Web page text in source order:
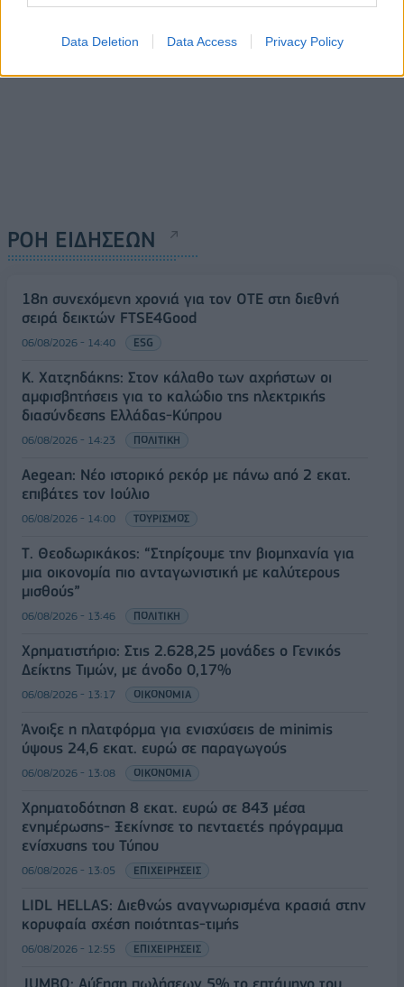
Data Deletion Data Access Privacy Policy
ΡΟΗ ΕΙΔΗΣΕΩΝ
18η συνεχόμενη χρονιά για τον ΟΤΕ στη διεθνή
σειρά δεικτών FTSE4Good
06/08/2026 - 14:40 ESG
Κ. Χατζηδάκης: Στον κάλαθο των αχρήστων οι
αμφισβητήσεις για το καλώδιο της ηλεκτρικής
διασύνδεσης Ελλάδας-Κύπρου
06/08/2026 - 14:23 ΠΟΛΙΤΙΚΗ
Aegean: Νέο ιστορικό ρεκόρ με πάνω από 2 εκατ.
επιβάτες τον Ιούλιο
06/08/2026 - 14:00 ΤΟΥΡΙΣΜΟΣ
Τ. Θεοδωρικάκος: “Στηρίζουμε την βιομηχανία για
μια οικονομία πιο ανταγωνιστική με καλύτερους
μισθούς”
06/08/2026 - 13:46 ΠΟΛΙΤΙΚΗ
Χρηματιστήριο: Στις 2.628,25 μονάδες ο Γενικός
Δείκτης Τιμών, με άνοδο 0,17%
06/08/2026 - 13:17 ΟΙΚΟΝΟΜΙΑ
Άνοιξε η πλατφόρμα για ενισχύσεις de minimis
ύψους 24,6 εκατ. ευρώ σε παραγωγούς
06/08/2026 - 13:08 ΟΙΚΟΝΟΜΙΑ
Χρηματοδότηση 8 εκατ. ευρώ σε 843 μέσα
ενημέρωσης- Ξεκίνησε το πενταετές πρόγραμμα
ενίσχυσης του Τύπου
06/08/2026 - 13:05 ΕΠΙΧΕΙΡΗΣΕΙΣ
LIDL HELLAS: Διεθνώς αναγνωρισμένα κρασιά στην
κορυφαία σχέση ποιότητας-τιμής
06/08/2026 - 12:55 ΕΠΙΧΕΙΡΗΣΕΙΣ
JUMBO: Αύξηση πωλήσεων 5% το επτάμηνο του